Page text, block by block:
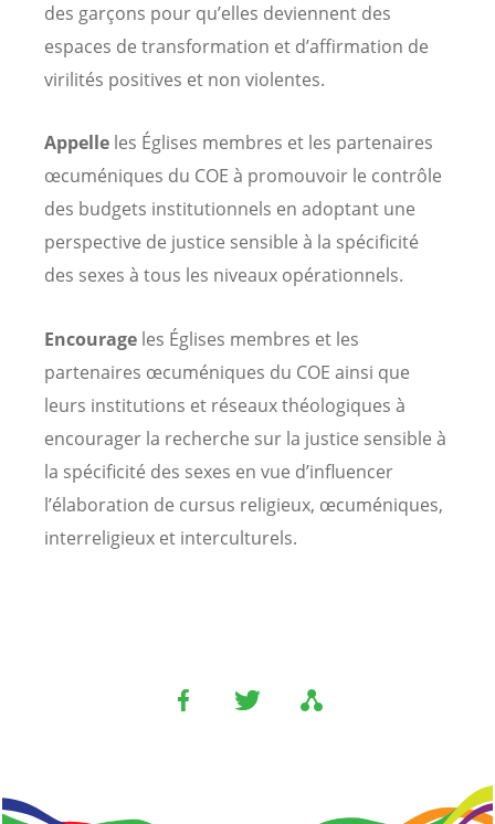
des garçons pour qu’elles deviennent des
espaces de transformation et d’affirmation de
virilités positives et non violentes.
Appelle les Églises membres et les partenaires
œcuméniques du COE à promouvoir le contrôle
des budgets institutionnels en adoptant une
perspective de justice sensible à la spécificité
des sexes à tous les niveaux opérationnels.
Encourage les Églises membres et les
partenaires œcuméniques du COE ainsi que
leurs institutions et réseaux théologiques à
encourager la recherche sur la justice sensible à
la spécificité des sexes en vue d’influencer
l’élaboration de cursus religieux, œcuméniques,
interreligieux et interculturels.